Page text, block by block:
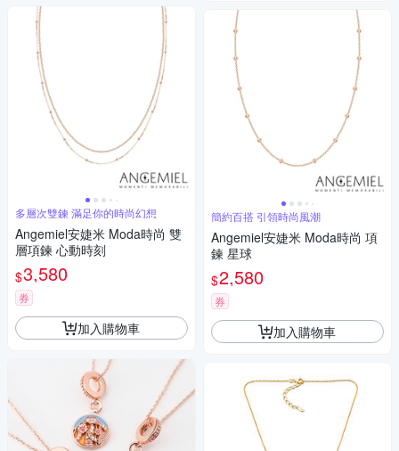
多層次雙鍊 滿足你的時尚幻想
Angemiel安婕米 Moda時尚 雙
層項鍊 心動時刻
$3,580
券
加入購物車
簡約百搭 引領時尚風潮
Angemiel安婕米 Moda時尚 項
鍊 星球
$2,580
券
加入購物車